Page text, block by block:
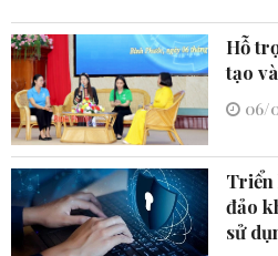
Hỗ
tạo
06/
Triển
đảo
sử